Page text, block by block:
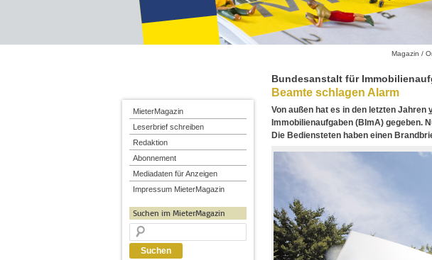
Magazin /
Bundesanstalt für
Beamte schlagen Alarm
Von außen hat es in den letzten Jahren
Immobilienaufgaben (BImA) gegeben.
Die Bediensteten haben einen
MieterMagazin
Leserbrief schreiben
Redaktion
Abonnement
Mediadaten für Anzeigen
Impressum MieterMagazin
Suchen im MieterMagazin